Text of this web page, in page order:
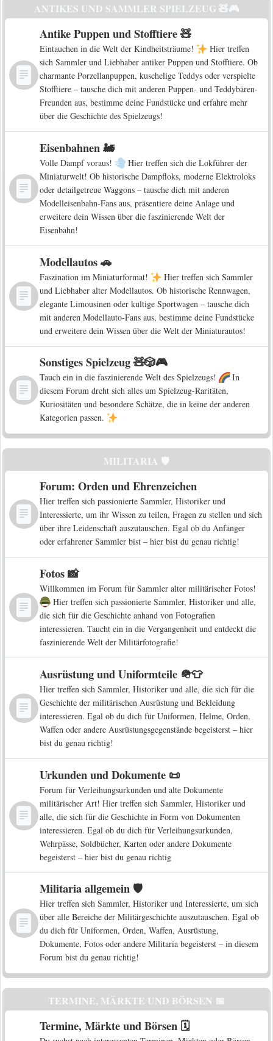
ANTIKES UND SAMMLER SPIELZEUG 🧸🎮
Antike Puppen und Stofftiere 🧸
Eintauchen in die Welt der Kindheitsträume!
Hier treffen
sich Sammler und Liebhaber antiker Puppen und Stofftiere. Ob
charmante Porzellanpuppen, kuschelige Teddys oder verspielte
Stofftiere – tausche dich mit anderen Puppen- und Teddybären-
Freunden aus, bestimme deine Fundstücke und erfahre mehr
über die Geschichte des Spielzeugs!
Eisenbahnen 🚂
Volle Dampf voraus!
Hier treffen sich die Lokführer der
Miniaturwelt! Ob historische Dampfloks, moderne Elektroloks
oder detailgetreue Waggons – tausche dich mit anderen
Modelleisenbahn-Fans aus, präsentiere deine Anlage und
erweitere dein Wissen über die faszinierende Welt der
Eisenbahn!
Modellautos 🚗
Faszination im Miniaturformat!
Hier treffen sich Sammler
und Liebhaber alter Modellautos. Ob historische Rennwagen,
elegante Limousinen oder kultige Sportwagen – tausche dich
mit anderen Modellauto-Fans aus, bestimme deine Fundstücke
und erweitere dein Wissen über die Welt der Miniaturautos!
Sonstiges Spielzeug 🧸🎲🎮
Tauch ein in die faszinierende Welt des Spielzeugs!
In
diesem Forum dreht sich alles um Spielzeug-Raritäten,
Kuriositäten und besondere Schätze, die in keine der anderen
Kategorien passen.
MILITARIA 🛡️
Forum: Orden und Ehrenzeichen
Hier treffen sich passionierte Sammler, Historiker und
Interessierte, um ihr Wissen zu teilen, Fragen zu stellen und sich
über ihre Leidenschaft auszutauschen. Egal ob du Anfänger
oder erfahrener Sammler bist – hier bist du genau richtig!
Fotos 📸
Willkommen im Forum für Sammler alter militärischer Fotos!
Hier treffen sich passionierte Sammler, Historiker und alle,
die sich für die Geschichte anhand von Fotografien
interessieren. Taucht ein in die Vergangenheit und entdeckt die
faszinierende Welt der Militärfotografie!
Ausrüstung und Uniformteile 🪖👕
Hier treffen sich Sammler, Historiker und alle, die sich für die
Geschichte der militärischen Ausrüstung und Bekleidung
interessieren. Egal ob du dich für Uniformen, Helme, Orden,
Waffen oder andere Ausrüstungsgegenstände begeisterst – hier
bist du genau richtig!
Urkunden und Dokumente 📜
Forum für Verleihungsurkunden und alte Dokumente
militärischer Art! Hier treffen sich Sammler, Historiker und
alle, die sich für die Geschichte in Form von Dokumenten
interessieren. Egal ob du dich für Verleihungsurkunden,
Wehrpässe, Soldbücher, Karten oder andere Dokumente
begeisterst – hier bist du genau richtig
Militaria allgemein 🛡️
Hier treffen sich Sammler, Historiker und Interessierte, um sich
über alle Bereiche der Militärgeschichte auszutauschen. Egal ob
du dich für Uniformen, Orden, Waffen, Ausrüstung,
Dokumente, Fotos oder andere Militaria begeisterst – in diesem
Forum bist du genau richtig!
TERMINE, MÄRKTE UND BÖRSEN 📅
Termine, Märkte und Börsen 🗓️